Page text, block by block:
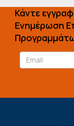
Κάντε
Ενημέρωση